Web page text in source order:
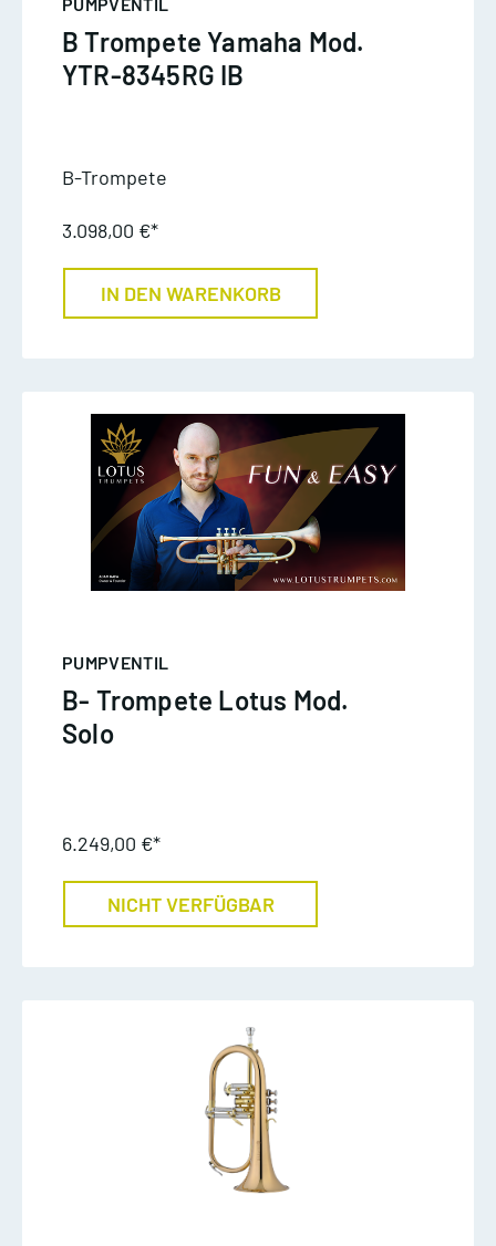
B Trompete Yamaha Mod.
YTR-8345RG IB
B-Trompete
3.098,00 €*
IN DEN WARENKORB
PUMPVENTIL
B- Trompete Lotus Mod.
Solo
6.249,00 €*
NICHT VERFÜGBAR